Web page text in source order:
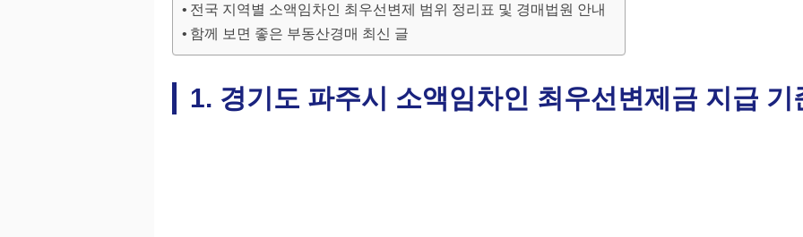
전국 지역별 소액임차인 최우선변제 범위 정리표 및 경매법원 안내
함께 보면 좋은 부동산경매 최신 글
1. 경기도 파주시 소액임차인 최우선변제금 지급 기